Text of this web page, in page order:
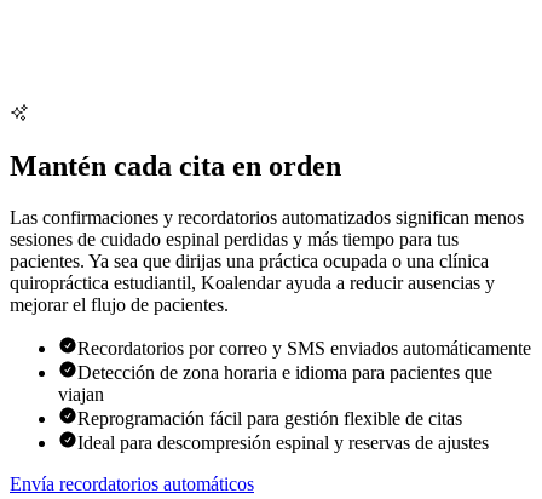
Mantén cada cita en orden
Las confirmaciones y recordatorios automatizados significan menos
sesiones de cuidado espinal perdidas y más tiempo para tus
pacientes. Ya sea que dirijas una práctica ocupada o una clínica
quiropráctica estudiantil, Koalendar ayuda a reducir ausencias y
mejorar el flujo de pacientes.
Recordatorios por correo y SMS enviados automáticamente
Detección de zona horaria e idioma para pacientes que
viajan
Reprogramación fácil para gestión flexible de citas
Ideal para descompresión espinal y reservas de ajustes
Envía recordatorios automáticos